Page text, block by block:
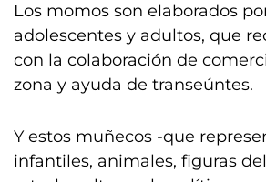
Los momos son elaborados
adolescentes y adultos, que
con la colaboración de
zona y ayuda de transeúntes.
Y estos muñecos -que
infantiles, animales, figuras